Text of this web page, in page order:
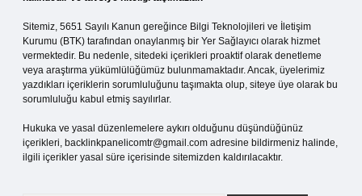
Sitemiz, 5651 Sayılı Kanun gereğince Bilgi Teknolojileri ve İletişim
Kurumu (BTK) tarafından onaylanmış bir Yer Sağlayıcı olarak hizmet
vermektedir. Bu nedenle, sitedeki içerikleri proaktif olarak denetleme
veya araştırma yükümlülüğümüz bulunmamaktadır. Ancak, üyelerimiz
yazdıkları içeriklerin sorumluluğunu taşımakta olup, siteye üye olarak bu
sorumluluğu kabul etmiş sayılırlar.
Hukuka ve yasal düzenlemelere aykırı olduğunu düşündüğünüz
içerikleri, backlinkpanelicomtr@gmail.com adresine bildirmeniz halinde,
ilgili içerikler yasal süre içerisinde sitemizden kaldırılacaktır.